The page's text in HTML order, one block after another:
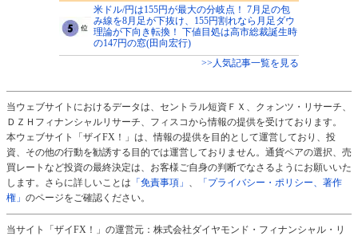
米ドル/円は155円が最大の分岐点！ 7月足の包
み線を8月足が下抜け、155円割れなら月足ダウ
理論が下向き転換！ 下値目処は高市総裁誕生時
の147円の窓(田向宏行)
>>人気記事一覧を見る
当ウェブサイトにおけるデータは、セントラル短資ＦＸ、クォンツ・リサーチ、
ＤＺＨフィナンシャルリサーチ、フィスコから情報の提供を受けております。
本ウェブサイト「ザイFX！」は、情報の提供を目的として運営しており、投
資、その他の行動を勧誘する目的では運営しておりません。通貨ペアの選択、売
買レートなど投資の最終決定は、お客様ご自身の判断でなさるようにお願いいた
します。さらに詳しいことは 「免責事項」
「プライバシー・ポリシー、著作
権」 のページをご確認ください。
当サイト「ザイFX！」の運営元：株式会社ダイヤモンド・フィナンシャル・リ